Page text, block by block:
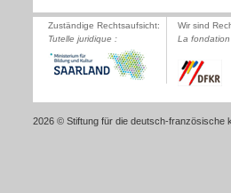
Zuständige Rechtsaufsicht:
Tutelle juridique :
Wir sind
La
2026 © Stiftung für die deutsch-französische